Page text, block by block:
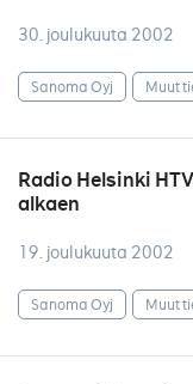
30. joulukuuta 2002
Sanoma Oyj Muut
Radio Helsinki
alkaen
19. joulukuuta 2002
Sanoma Oyj Muut